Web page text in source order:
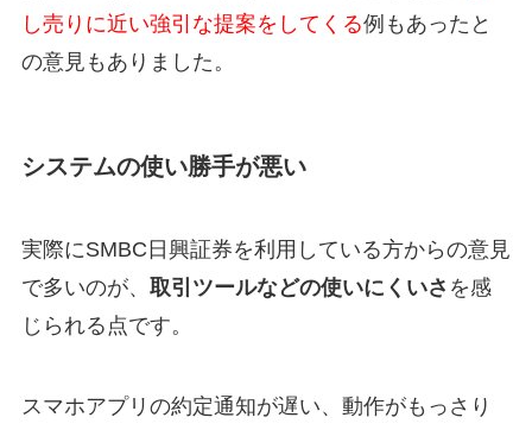
し売りに近い強引な提案をしてくる例もあったと
の意見もありました。
システムの使い勝手が悪い
実際にSMBC日興証券を利用している方からの意見
で多いのが、 取引ツールなどの使いにくいさ を感
じられる点です。
スマホアプリの約定通知が遅い、動作がもっさり